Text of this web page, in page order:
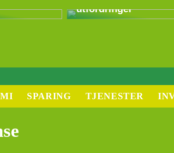
utfordringer
SPARING TJENESTER